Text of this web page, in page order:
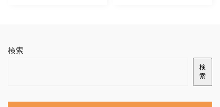
検索
検
索